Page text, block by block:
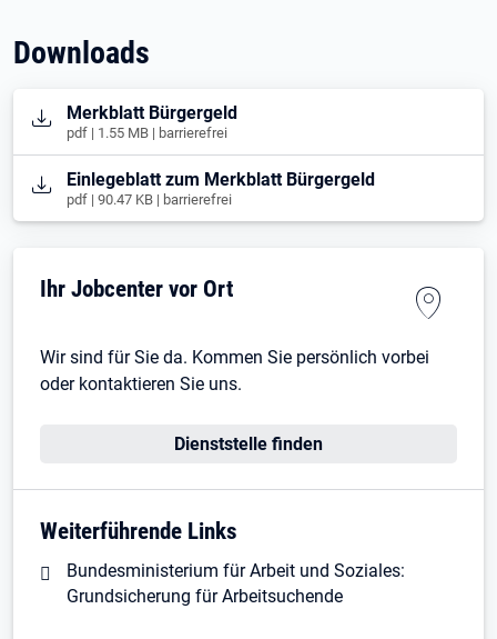
Downloads
Öffnet in neuem Tab
Merkblatt Bürgergeld
pdf | 1.55 MB | barrierefrei
Öffnet in neuem Tab
Einlegeblatt zum Merkblatt Bürgergeld
pdf | 90.47 KB | barrierefrei
Ihr Jobcenter vor Ort
Wir sind für Sie da. Kommen Sie persönlich vorbei
oder kontaktieren Sie uns.
Dienststelle finden
Weiterführende Links
Bundesministerium für Arbeit und Soziales:
Grundsicherung für Arbeitsuchende